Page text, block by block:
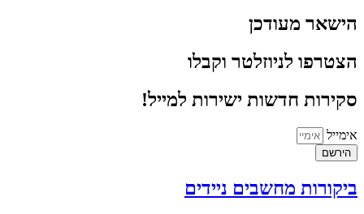
הישאר מעודכן
הצטרפו לניוזלטר וקבלו
סקירות חדשות ישירות למייל!
אימייל
הירשם
ביקורות מחשבים ניידים